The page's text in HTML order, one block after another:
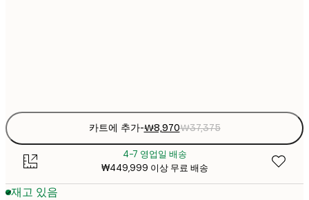
카트에 추가-₩8,970₩37,375
4-7 영업일 배송
₩449,999 이상 무료 배송
재고 있음